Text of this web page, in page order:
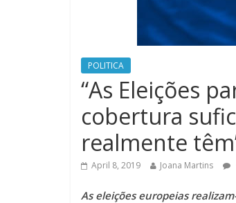
POLITICA
“As Eleições
cobertura
realmente
April 8, 2019 Joana Martins
As eleições europeias